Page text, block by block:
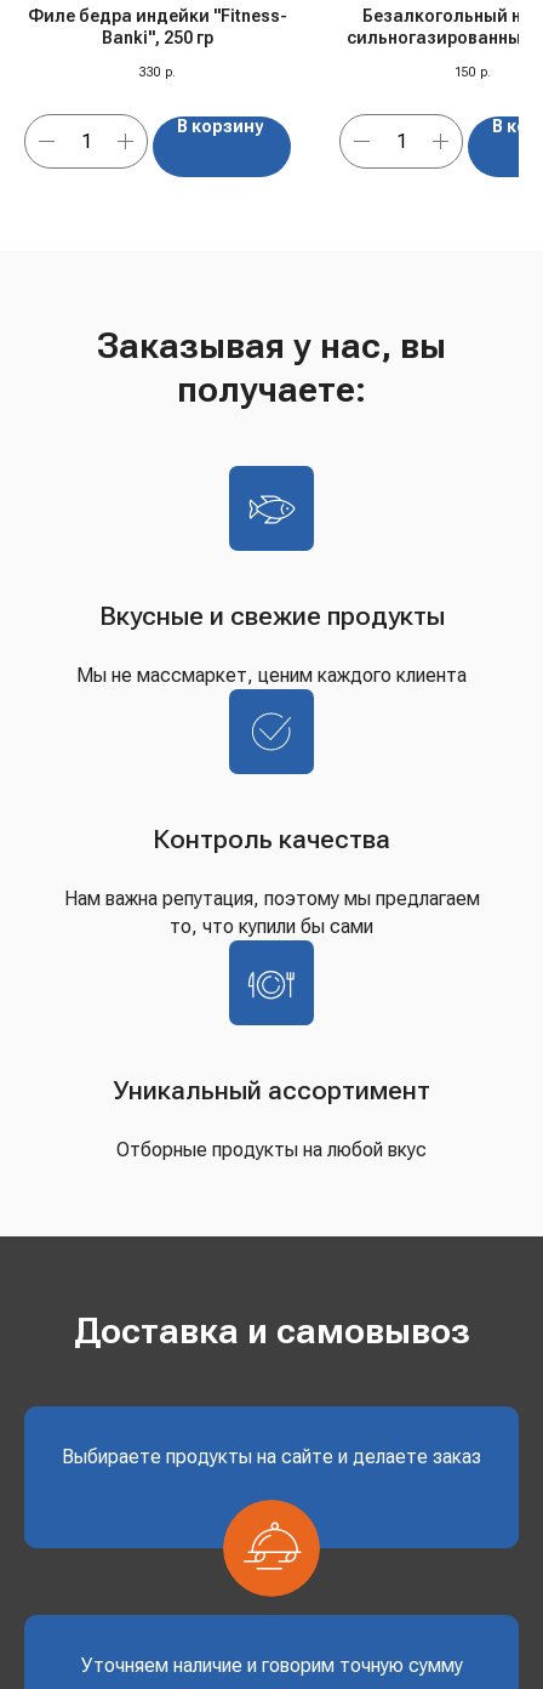
Филе бедра индейки "Fitness-
Banki", 250 гр
330 р.
В корзину
Безалкогольный
сильногазированный
150 р.
В
Заказывая у нас, вы
получаете:
Вкусные и свежие продукты
Мы не массмаркет, ценим каждого клиента
Контроль качества
Нам важна репутация, поэтому мы предлагаем
то, что купили бы сами
Уникальный ассортимент
Отборные продукты на любой вкус
Доставка и самовывоз
Выбираете продукты на сайте и делаете заказ
Уточняем наличие и говорим точную сумму